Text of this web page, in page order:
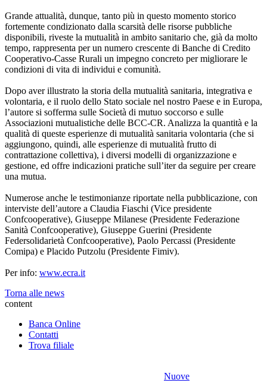
Grande attualità, dunque, tanto più in questo momento storico
fortemente condizionato dalla scarsità delle risorse pubbliche
disponibili, riveste la mutualità in ambito sanitario che, già da molto
tempo, rappresenta per un numero crescente di Banche di Credito
Cooperativo-Casse Rurali un impegno concreto per migliorare le
condizioni di vita di individui e comunità.
Dopo aver illustrato la storia della mutualità sanitaria, integrativa e
volontaria, e il ruolo dello Stato sociale nel nostro Paese e in Europa,
l’autore si sofferma sulle Società di mutuo soccorso e sulle
Associazioni mutualistiche delle BCC-CR. Analizza la quantità e la
qualità di queste esperienze di mutualità sanitaria volontaria (che si
aggiungono, quindi, alle esperienze di mutualità frutto di
contrattazione collettiva), i diversi modelli di organizzazione e
gestione, ed offre indicazioni pratiche sull’iter da seguire per creare
una mutua.
Numerose anche le testimonianze riportate nella pubblicazione, con
interviste dell’autore a Claudia Fiaschi (Vice presidente
Confcooperative), Giuseppe Milanese (Presidente Federazione
Sanità Confcooperative), Giuseppe Guerini (Presidente
Federsolidarietà Confcooperative), Paolo Percassi (Presidente
Comipa) e Placido Putzolu (Presidente Fimiv).
Per info: www.ecra.it
Torna alle news
content
Banca Online
Contatti
Trova filiale
Nuove